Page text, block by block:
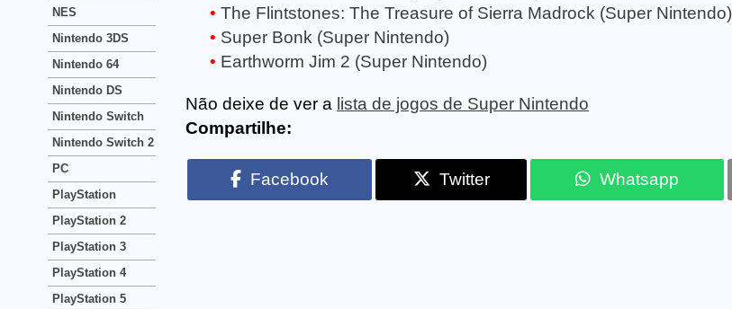
The Flintstones: The Treasure of Sierra Madrock (Super Nintendo)
Super Bonk (Super Nintendo)
Earthworm Jim 2 (Super Nintendo)
Não deixe de ver a lista de jogos de Super Nintendo
Compartilhe:
Facebook Twitter Whatsapp
NES
Nintendo 3DS
Nintendo 64
Nintendo DS
Nintendo Switch
Nintendo Switch 2
PC
PlayStation
PlayStation 2
PlayStation 3
PlayStation 4
PlayStation 5